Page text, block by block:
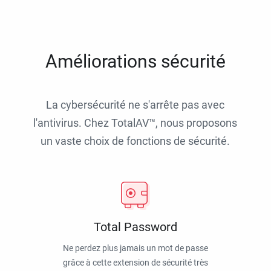
Améliorations sécurité
La cybersécurité ne s'arrête pas avec
l'antivirus. Chez TotalAV™, nous proposons
un vaste choix de fonctions de sécurité.
Total Password
Ne perdez plus jamais un mot de passe
grâce à cette extension de sécurité très